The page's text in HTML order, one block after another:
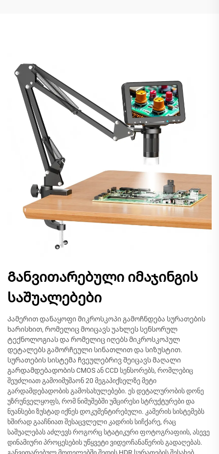
Განვითარებული იმაჯინგის
საშუალებები
Კამერით დანაყოფი მიკროსკოპი გამოჩნდება სურათების
ხარისხით, რომელიც მოიცავს უახლეს სენსორულ
ტექნოლოგიას და რომელიც იღებს მიკროსკოპულ
დეტალებს გამორჩეული სინათლით და სიზუსტით.
სურათების სისტემა ჩვეულებრივ შეიცავს მაღალი
გარდამდებადობის CMOS ან CCD სენსორებს, რომლებიც
შეუძლიათ გამოიმუშაონ 20 მეგაპიქსელზე მეტი
გარდამდებადობის გამოსახულებები. ეს დეტალურობის დონე
უზრუნველყოფს, რომ ნიმუშებში უმცირესი სტრუქტურები და
ნუანსები ზუსტად იქნეს დოკუმენტირებული. კამერის სისტემებს
ხშირად გააჩნიათ შესაცვლელი კადრის სიჩქარე, რაც
საშუალებას აძლევს როგორც სტატიკური ფოტოგრაფიის, ასევე
დინამიური პროცესების უწყვეტი ვიდეოჩანაწერის გადაღებას.